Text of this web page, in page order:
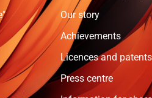
Our story
Achievements
Licences and patents
Press centre